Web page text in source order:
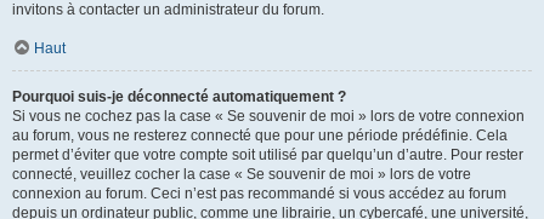
invitons à contacter un administrateur du forum.
Haut
Pourquoi suis-je déconnecté automatiquement ?
Si vous ne cochez pas la case « Se souvenir de moi » lors de votre connexion
au forum, vous ne resterez connecté que pour une période prédéfinie. Cela
permet d’éviter que votre compte soit utilisé par quelqu’un d’autre. Pour rester
connecté, veuillez cocher la case « Se souvenir de moi » lors de votre
connexion au forum. Ceci n’est pas recommandé si vous accédez au forum
depuis un ordinateur public, comme une librairie, un cybercafé, une université,